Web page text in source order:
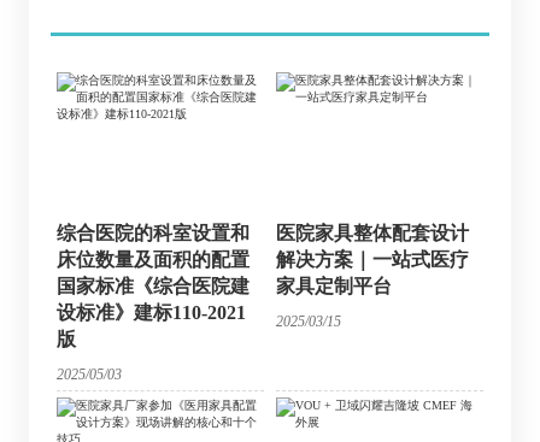
综合医院的科室设置和
床位数量及面积的配置
国家标准《综合医院建
设标准》建标110-2021
版
2025/05/03
医院家具整体配套设计
解决方案｜一站式医疗
家具定制平台
2025/03/15